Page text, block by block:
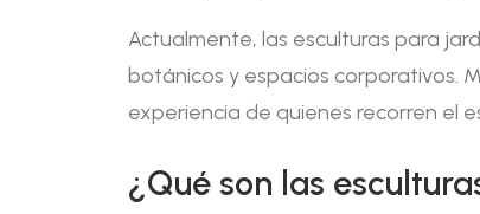
Actualmente, las esculturas para
botánicos y espacios corporativos.
experiencia de quienes recorren el
¿Qué son las